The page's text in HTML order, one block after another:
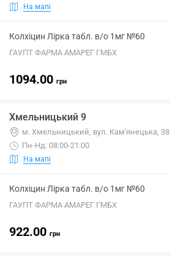
На мапі
Колхіцин Лірка табл. в/о 1мг №60
ГАУПТ ФАРМА АМАРЕГ ГМБХ
1094.00 грн
Хмельницький 9
м. Хмельницький, вул. Кам'янецька, 38
Пн-Нд: 08:00-21:00
На мапі
Колхіцин Лірка табл. в/о 1мг №60
ГАУПТ ФАРМА АМАРЕГ ГМБХ
922.00 грн